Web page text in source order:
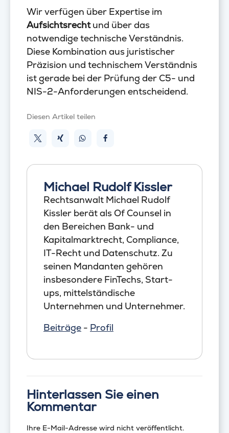
Wir verfügen über Expertise im
Aufsichtsrechtund über das
notwendige technische Verständnis.
Diese Kombination aus juristischer
Präzision und technischem Verständnis
ist gerade bei der Prüfung der C5- und
NIS-2-Anforderungen entscheidend.
Diesen Artikel teilen
Michael Rudolf Kissler
Rechtsanwalt Michael Rudolf
Kissler berät als Of Counsel in
den Bereichen Bank- und
Kapitalmarktrecht, Compliance,
IT-Recht und Datenschutz. Zu
seinen Mandanten gehören
insbesondere FinTechs, Start-
ups, mittelständische
Unternehmen und Unternehmer.
Beiträge - Profil
Hinterlassen Sie einen
Kommentar
Ihre E-Mail-Adresse wird nicht veröffentlicht.